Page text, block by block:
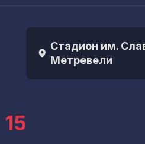
Стадион им.
Метревели
15